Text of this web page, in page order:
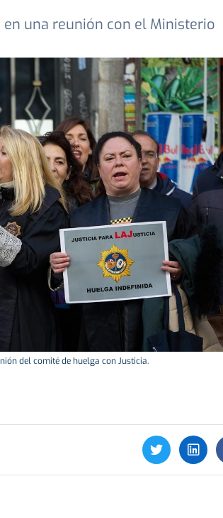
una reunión con el Ministerio
del comité de huelga con Justicia.